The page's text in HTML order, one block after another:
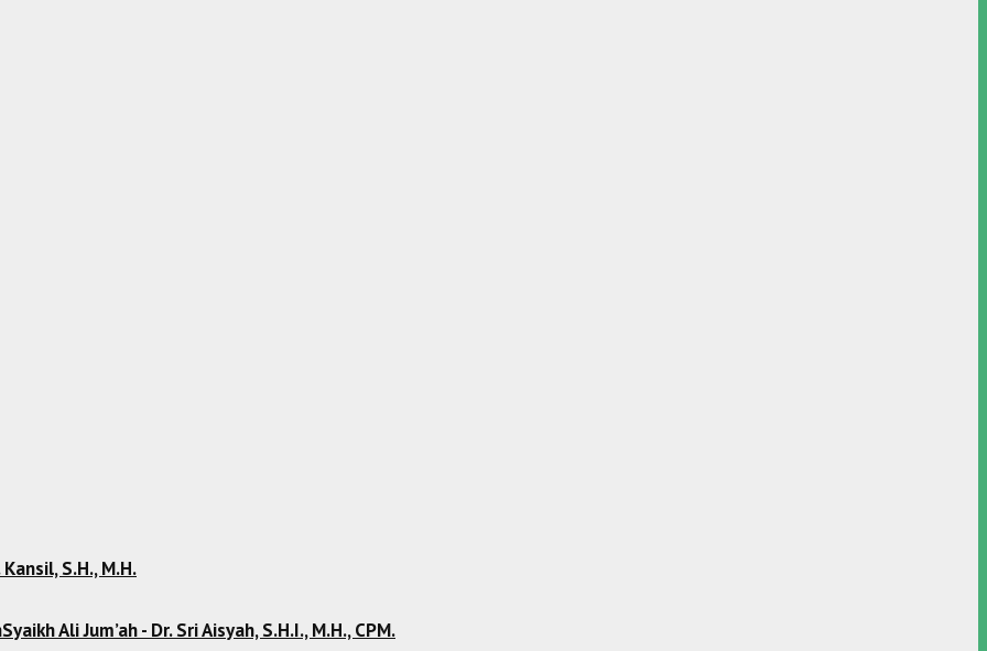
S.H., M.H.
Ali Jum’ah - Dr. Sri Aisyah, S.H.I., M.H., CPM.